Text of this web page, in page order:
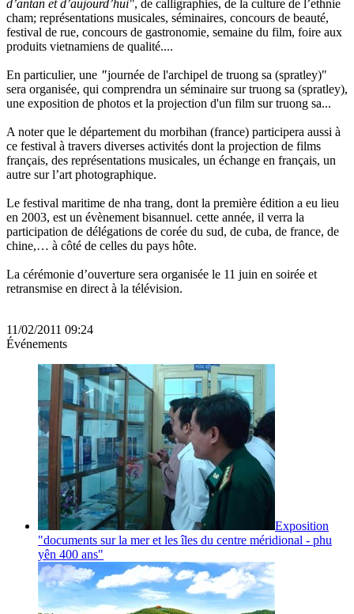
d’antan et d’aujourd’hui", de calligraphies, de la culture de l’ethnie
cham; représentations musicales, séminaires, concours de beauté,
festival de rue, concours de gastronomie, semaine du film, foire aux
produits vietnamiens de qualité....
En particulier, une "journée de l'archipel de truong sa (spratley)"
sera organisée, qui comprendra un séminaire sur truong sa (spratley),
une exposition de photos et la projection d'un film sur truong sa...
A noter que le département du morbihan (france) participera aussi à
ce festival à travers diverses activités dont la projection de films
français, des représentations musicales, un échange en français, un
autre sur l’art photographique.
Le festival maritime de nha trang, dont la première édition a eu lieu
en 2003, est un évènement bisannuel. cette année, il verra la
participation de délégations de corée du sud, de cuba, de france, de
chine,… à côté de celles du pays hôte.
La cérémonie d’ouverture sera organisée le 11 juin en soirée et
retransmise en direct à la télévision.
11/02/2011 09:24
Événements
Exposition
"documents sur la mer et les îles du centre méridional - phu
yên 400 ans"